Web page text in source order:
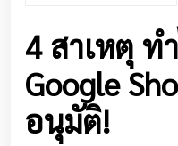
4 สาเหตุ ท
Google
อนุมัติ!